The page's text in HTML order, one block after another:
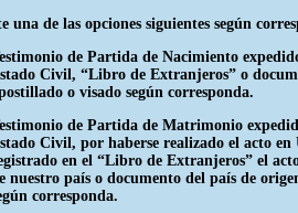
una de las opciones siguientes según
de Partida de Nacimiento
Civil, “Libro de Extranjeros” o
o visado según corresponda.
de Partida de Matrimonio
Civil, por haberse realizado el acto en
en el “Libro de Extranjeros” el
nuestro país o documento del país de
corresponda.